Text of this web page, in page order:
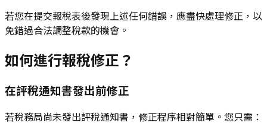
若您在提交報稅表後發現上述任何錯誤，應盡快處理修正，以
免錯過合法調整稅款的機會。
如何進行報稅修正？
在評稅通知書發出前修正
若稅務局尚未發出評稅通知書，修正程序相對簡單。您只需：